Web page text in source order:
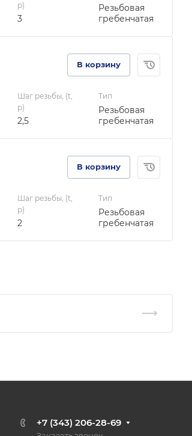
p)
3
Резьбовая
гребенчатая
В корзину
Шаг резьбы, (t,
p)
2,5
Тип
Резьбовая
гребенчатая
В корзину
Шаг резьбы, (t,
p)
2
Тип
Резьбовая
гребенчатая
+7 (343) 206-28-69